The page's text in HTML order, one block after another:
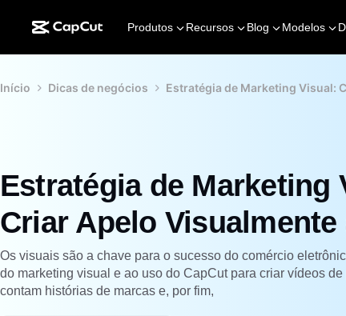
Produtos Recursos Blog Modelos
Início Dicas de negócios Estratégia de Marketing Visual:
Estratégia de Marketing
Criar Apelo
Os visuais são a chave para o sucesso do comércio
do marketing visual e ao uso do CapCut para criar vídeos
contam histórias de marcas e, por fim,